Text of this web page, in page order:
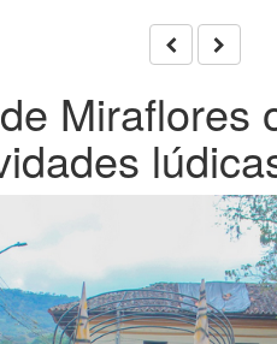
Miraflores